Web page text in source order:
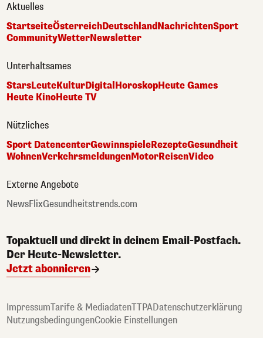
Aktuelles
StartseiteÖsterreichDeutschlandNachrichtenSport
CommunityWetterNewsletter
Unterhaltsames
StarsLeuteKulturDigital HoroskopHeute Games
Heute KinoHeute TV
Nützliches
Sport DatencenterGewinnspieleRezepteGesundheit
WohnenVerkehrsmeldungenMotorReisenVideo
Externe Angebote
NewsFlixGesundheitstrends.com
Topaktuell und direkt in deinem Email-Postfach.
Der Heute-Newsletter.
Jetzt abonnieren
ImpressumTarife & MediadatenTTPADatenschutzerklärung
NutzungsbedingungenCookie Einstellungen